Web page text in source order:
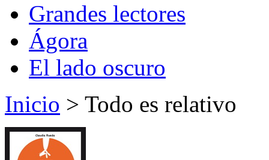
Grandes lectores
Ágora
El lado oscuro
Inicio > Todo es relativo